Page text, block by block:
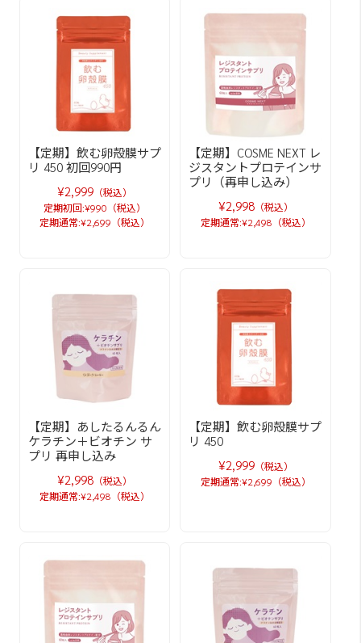
【定期】飲む卵殻膜サプ
リ 450 初回990円
¥2,999 （税込）
定期初回:¥990（税込）
定期通常:¥2,699（税込）
【定期】COSME NEXT レ
ジスタントプロテインサ
プリ（再申し込み）
¥2,998（税込）
定期通常:¥2,498（税込）
【定期】あしたるんるん
ケラチン＋ビオチン サ
プリ 再申し込み
¥2,998 （税込）
定期通常:¥2,498（税込）
【定期】飲む卵殻膜サプ
リ 450
¥2,999（税込）
定期通常:¥2,699（税込）